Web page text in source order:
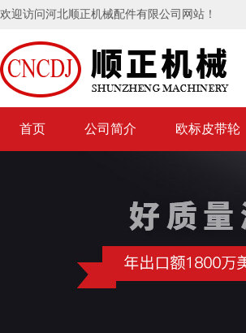
欢迎访问河北顺正机械配件有限公司网站！
首页 公司简介 欧标皮带轮